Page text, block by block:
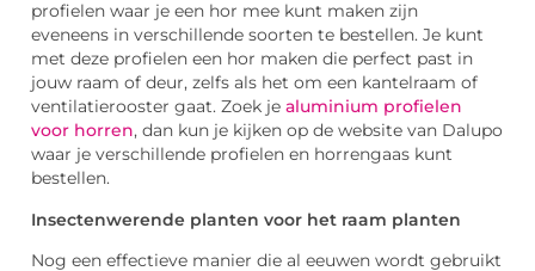
profielen waar je een hor mee kunt maken zijn
eveneens in verschillende soorten te bestellen. Je kunt
met deze profielen een hor maken die perfect past in
jouw raam of deur, zelfs als het om een kantelraam of
ventilatierooster gaat. Zoek je aluminium profielen
voor horren, dan kun je kijken op de website van Dalupo
waar je verschillende profielen en horrengaas kunt
bestellen.
Insectenwerende planten voor het raam planten
Nog een effectieve manier die al eeuwen wordt gebruikt